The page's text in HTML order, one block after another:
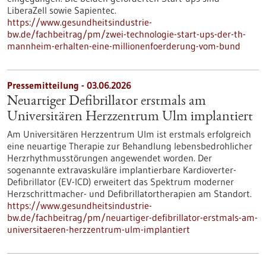
LiberaZell sowie Sapientec.
https://www.gesundheitsindustrie-
bw.de/fachbeitrag/pm/zwei-technologie-start-ups-der-th-
mannheim-erhalten-eine-millionenfoerderung-vom-bund
Pressemitteilung - 03.06.2026
Neuartiger Defibrillator erstmals am
Universitären Herzzentrum Ulm implantiert
Am Universitären Herzzentrum Ulm ist erstmals erfolgreich
eine neuartige Therapie zur Behandlung lebensbedrohlicher
Herzrhythmusstörungen angewendet worden. Der
sogenannte extravaskuläre implantierbare Kardioverter-​
Defibrillator (EV-​ICD) erweitert das Spektrum moderner
Herzschrittmacher-​ und Defibrillatortherapien am Standort.
https://www.gesundheitsindustrie-
bw.de/fachbeitrag/pm/neuartiger-defibrillator-erstmals-am-
universitaeren-herzzentrum-ulm-implantiert